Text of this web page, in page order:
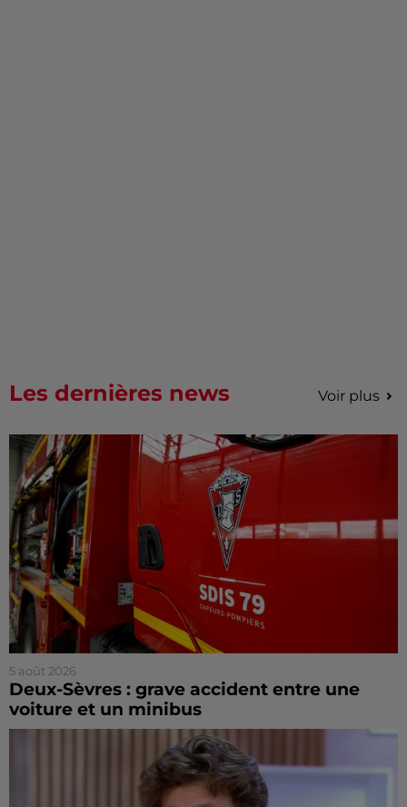
Les dernières news Voir plus
5 août 2026
Deux-Sèvres : grave accident entre une
voiture et un minibus